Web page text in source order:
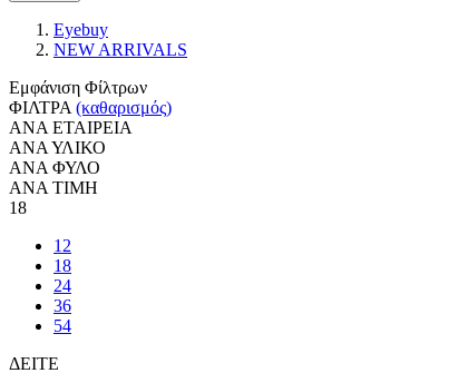
Eyebuy
NEW ARRIVALS
Εμφάνιση Φίλτρων
ΦΙΛΤΡΑ (καθαρισμός)
ΑΝΑ ΕΤΑΙΡΕΙΑ
ΑΝΑ ΥΛΙΚΟ
ΑΝΑ ΦΥΛΟ
ΑΝΑ ΤΙΜΗ
18
12
18
24
36
54
ΔΕΙΤΕ